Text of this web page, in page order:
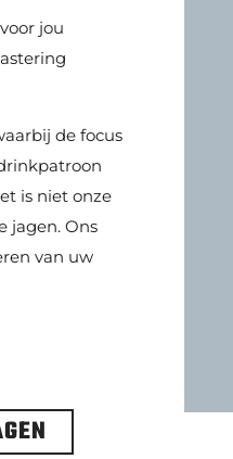
jou
de focus
is niet onze
jagen. Ons
van uw